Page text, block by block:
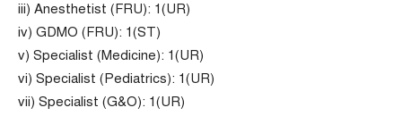
iii) Anesthetist (FRU): 1(UR)
iv) GDMO (FRU): 1(ST)
v) Specialist (Medicine): 1(UR)
vi) Specialist (Pediatrics): 1(UR)
vii) Specialist (G&O): 1(UR)